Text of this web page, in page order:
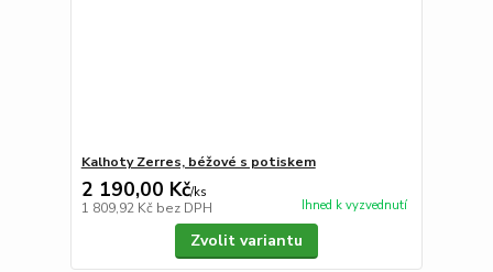
Kalhoty Zerres, béžové s potiskem
2 190,00 Kč/ks
1 809,92 Kč bez DPH Ihned k vyzvednutí
Zvolit variantu